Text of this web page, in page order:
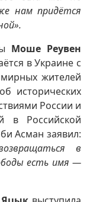
нам придётся
Моше Реувен
в Украине с
жителей
исторических
России и
в Российской
Асман заявил:
в
есть имя —